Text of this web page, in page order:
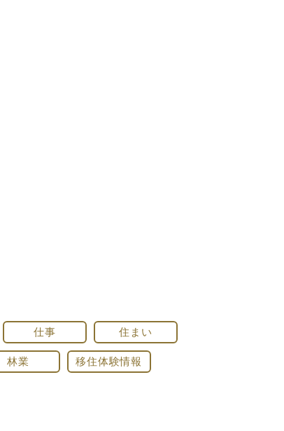
仕事 住まい
林業 移住体験情報